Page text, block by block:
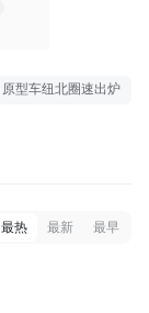
型车纽北圈速出炉
最热 最新 最早